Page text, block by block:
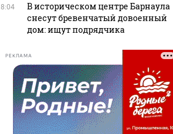
8:04
В историческом центре Барнаула
снесут бревенчатый довоенный
дом: ищут подрядчика
РЕКЛАМА